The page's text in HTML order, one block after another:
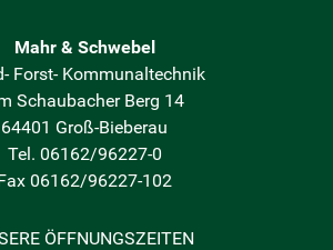
Mahr & Schwebel
Forst- Kommunaltechnik
Schaubacher Berg 14
64401 Groß-Bieberau
Tel. 06162/96227-0
06162/96227-102
ÖFFNUNGSZEITEN